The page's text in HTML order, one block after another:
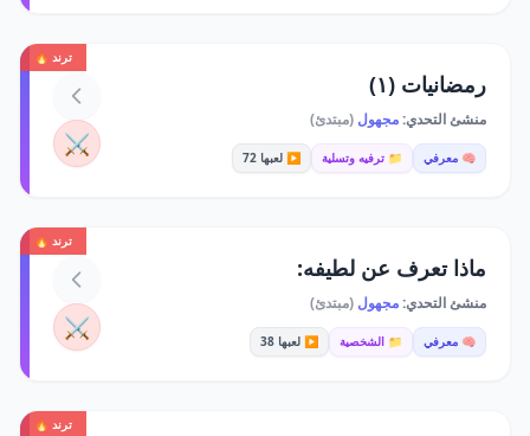
ترند 🔥
رمضانيات (١)
منشئ التحدي:مجهول (مبتدئ)
🧠 معرفي 📁 ترفيه وتسلية ▶️ لعبها 72 ⚔️
ترند 🔥
ماذا تعرف عن لطيفه:
منشئ التحدي:مجهول (مبتدئ)
🧠 معرفي 📁 الشخصية ▶️ لعبها 38 ⚔️
ترند 🔥